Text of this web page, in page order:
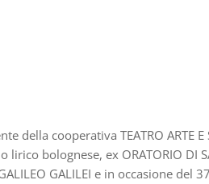
della cooperativa TEATRO ARTE E
bolognese, ex ORATORIO DI
GALILEI e in occasione del